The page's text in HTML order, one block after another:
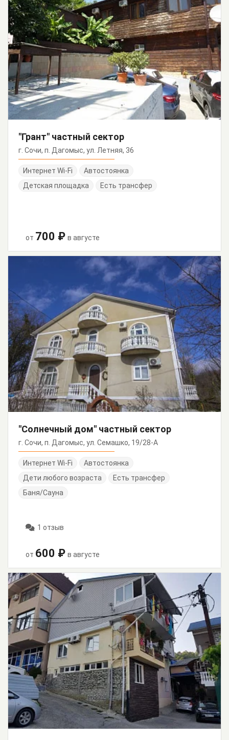
"Грант" частный сектор
г. Сочи, п. Дагомыс, ул. Летняя, 36
Интернет Wi-Fi
Автостоянка
Детская площадка
Есть трансфер
от 700 ₽ в августе
"Солнечный дом" частный сектор
г. Сочи, п. Дагомыс, ул. Семашко, 19/28-А
Интернет Wi-Fi
Автостоянка
Дети любого возраста
Есть трансфер
Баня/Сауна
1 отзыв
от 600 ₽ в августе